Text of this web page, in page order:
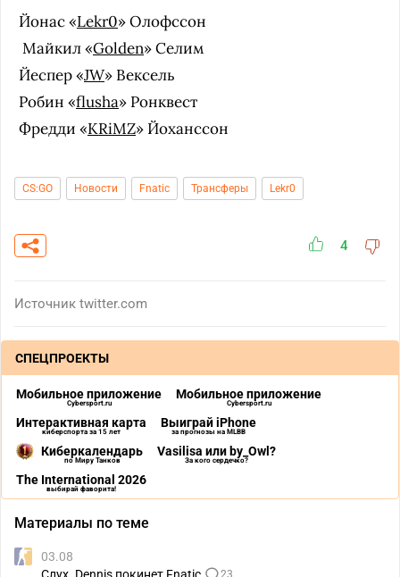
Йонас «Lekr0» Олофссон
Майкил «Golden» Селим
Йеспер «JW» Вексель
Робин «flusha» Ронквест
Фредди «KRiMZ» Йоханссон
CS:GO Новости Fnatic Трансферы Lekr0
4
Источник twitter.com
СПЕЦПРОЕКТЫ
Мобильное приложение
Cybersport.ru
Мобильное приложение
Cybersport.ru
Интерактивная карта
киберспорта за 15 лет
Выиграй iPhone
за прогнозы на MLBB
Киберкалендарь
по Миру Танков
Vasilisa или by_Owl?
За кого сердечко?
The International 2026
выбирай фаворита!
Материалы по теме
03.08
23